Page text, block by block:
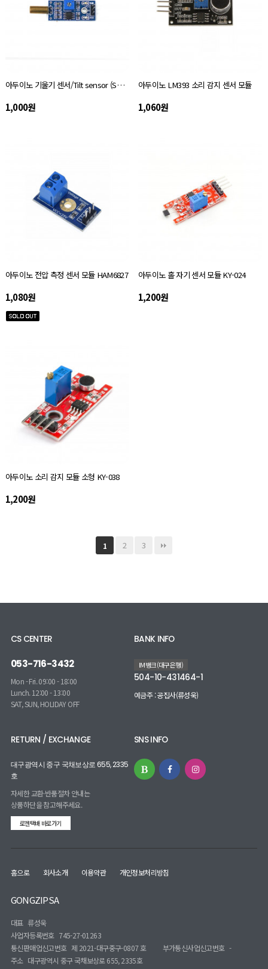
아두이노 기울기 센서/Tilt sensor (SW-520D)
1,000원
아두이노 LM393 소리 감지 센서 모듈
1,060원
아두이노 전압 측정 센서 모듈 HAM6827
1,080원
아두이노 홀 자기 센서 모듈 KY-024
1,200원
아두이노 소리 감지 모듈 소형 KY-038
1,200원
1 2 3
CS CENTER
053-716-3432
Mon - Fri. 09:00 - 18:00
Lunch. 12:00 - 13:00
SAT, SUN, HOLIDAY OFF
BANK INFO
IM뱅크(대구은행)
504-10-431464-1
예금주 : 공집사(류성욱)
RETURN / EXCHANGE
대구광역시 중구 국채보상로 655, 2335
호
자세한 교환·반품절차 안내는
상품하단을 참고해주세요.
로젠택배 바로가기
SNS INFO
홈으로 회사소개 이용약관 개인정보처리방침
GONGZIPSA
대표 류성욱
사업자등록번호 745-27-01263
통신판매업신고번호 제 2021-대구중구-0807 호 부가통신사업신고번호 -
주소 대구광역시 중구 국채보상로 655, 2335호